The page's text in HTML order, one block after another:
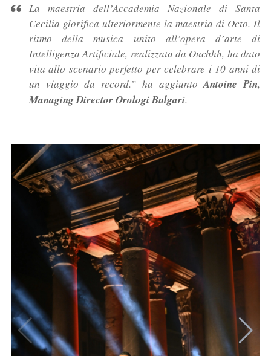
La maestria dell’Accademia Nazionale di Santa
Cecilia glorifica ulteriormente la maestria di Octo. Il
ritmo della musica unito all’opera d’arte di
Intelligenza Artificiale, realizzata da Ouchhh, ha dato
vita allo scenario perfetto per celebrare i 10 anni di
un viaggio da record.” ha aggiuntoAntoine Pin,
Managing Director Orologi Bulgari.